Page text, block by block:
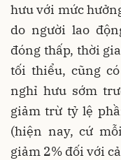
hưu với mức
do người lao
đóng thấp, thời
tối thiểu, cũng
nghỉ hưu sớm
giảm trừ tỷ lệ
(hiện nay, cứ
giảm 2% đối với